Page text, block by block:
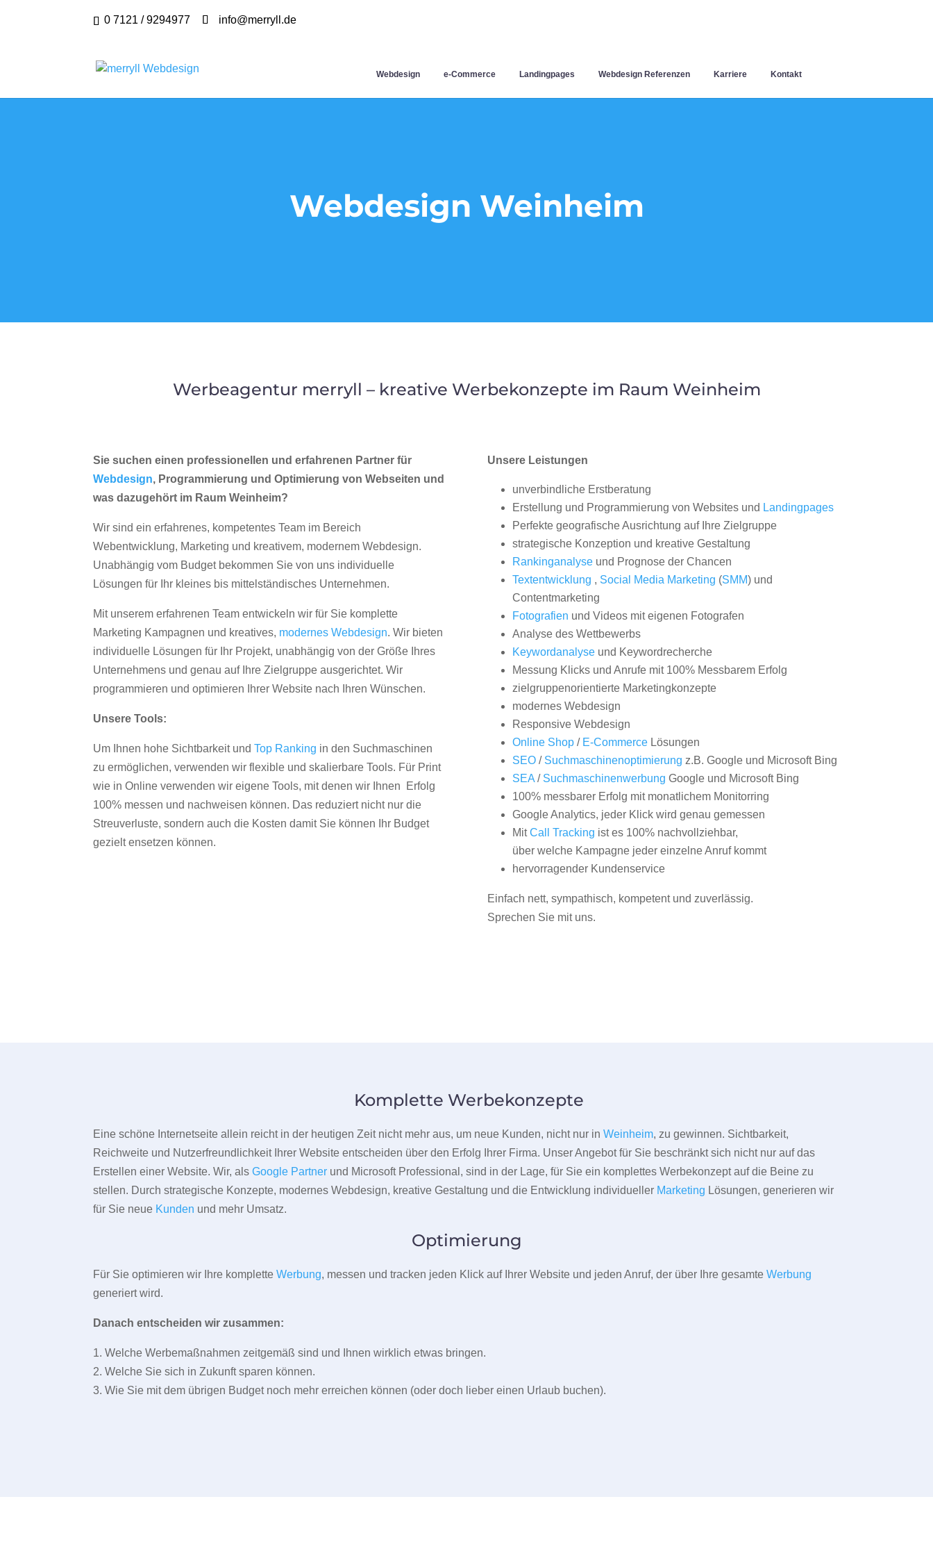
0 7121 / 9294977 info@merryll.de
Webdesign e-Commerce Landingpages Webdesign Referenzen Karriere Kontakt
Webdesign Weinheim
Werbeagentur merryll – kreative Werbekonzepte im Raum Weinheim
Sie suchen einen professionellen und erfahrenen Partner für
Webdesign, Programmierung und Optimierung von Webseiten und
was dazugehört im Raum Weinheim?
Wir sind ein erfahrenes, kompetentes Team im Bereich
Webentwicklung, Marketing und kreativem, modernem Webdesign.
Unabhängig vom Budget bekommen Sie von uns individuelle
Lösungen für Ihr kleines bis mittelständisches Unternehmen.
Mit unserem erfahrenen Team entwickeln wir für Sie komplette
Marketing Kampagnen und kreatives, modernes Webdesign. Wir bieten
individuelle Lösungen für Ihr Projekt, unabhängig von der Größe Ihres
Unternehmens und genau auf Ihre Zielgruppe ausgerichtet. Wir
programmieren und optimieren Ihrer Website nach Ihren Wünschen.
Unsere Tools:
Um Ihnen hohe Sichtbarkeit undTop Ranking in den Suchmaschinen
zu ermöglichen, verwenden wir flexible und skalierbare Tools. Für Print
wie in Online verwenden wir eigene Tools, mit denen wir Ihnen Erfolg
100% messen und nachweisen können. Das reduziert nicht nur die
Streuverluste, sondern auch die Kosten damit Sie können Ihr Budget
gezielt ensetzen können.
Unsere Leistungen
unverbindliche Erstberatung
Erstellung und Programmierung von Websites und Landingpages
Perfekte geografische Ausrichtung auf Ihre Zielgruppe
strategische Konzeption und kreative Gestaltung
Rankinganalyseund Prognose der Chancen
Textentwicklung , Social Media Marketing (SMM) und
Contentmarketing
Fotografien und Videos mit eigenen Fotografen
Analyse des Wettbewerbs
Keywordanalyseund Keywordrecherche
Messung Klicks und Anrufe mit 100% Messbarem Erfolg
zielgruppenorientierte Marketingkonzepte
modernes Webdesign
Responsive Webdesign
Online Shop/ E-CommerceLösungen
SEO/ Suchmaschinenoptimierung z.B. Google und Microsoft Bing
SEA/ Suchmaschinenwerbung Google und Microsoft Bing
100% messbarer Erfolg mit monatlichem Monitorring
Google Analytics, jeder Klick wird genau gemessen
MitCall Tracking ist es 100% nachvollziehbar,
über welche Kampagne jeder einzelne Anruf kommt
hervorragender Kundenservice
Einfach nett, sympathisch, kompetent und zuverlässig.
Sprechen Sie mit uns.
Komplette Werbekonzepte
Eine schöne Internetseite allein reicht in der heutigen Zeit nicht mehr aus, um neue Kunden, nicht nur inWeinheim, zu gewinnen. Sichtbarkeit,
Reichweite und Nutzerfreundlichkeit Ihrer Website entscheiden über den Erfolg Ihrer Firma. Unser Angebot für Sie beschränkt sich nicht nur auf das
Erstellen einer Website. Wir, alsGoogle Partner und Microsoft Professional, sind in der Lage, für Sie ein komplettes Werbekonzept auf die Beine zu
stellen. Durch strategische Konzepte, modernes Webdesign, kreative Gestaltung und die Entwicklung individueller Marketing Lösungen, generieren wir
für Sie neue Kunden und mehr Umsatz.
Optimierung
Für Sie optimieren wir Ihre kompletteWerbung, messen und tracken jeden Klick auf Ihrer Website und jeden Anruf, der über Ihre gesamteWerbung
generiert wird.
Danach entscheiden wir zusammen:
1. Welche Werbemaßnahmen zeitgemäß sind und Ihnen wirklich etwas bringen.
2. Welche Sie sich in Zukunft sparen können.
3. Wie Sie mit dem übrigen Budget noch mehr erreichen können (oder doch lieber einen Urlaub buchen).